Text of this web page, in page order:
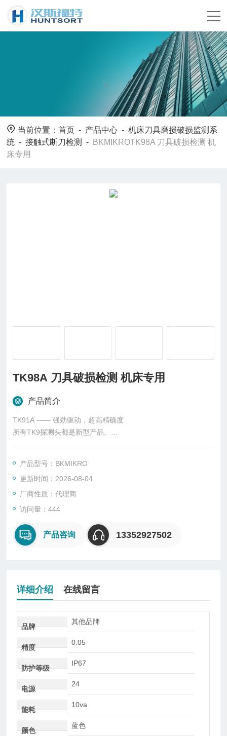
当前位置：首页 - 产品中心 -机床刀具磨损破损监测系
统 -接触式断刀检测 -
BKMIKROTK98A 刀具破损检测 机
床专用
TK98A 刀具破损检测 机床专用
产品简介
TK91A —— 强劲驱动，超高精确度
所有TK9探测头都是新型产品。
TK91A型探头可配备摆动板（如TK8A型）实现对长达610 mm刀
因此不需要过多摆动空间，该探测头内置机械止回机构以限制摆
动杆的旋转运动。
鉴于TK91A型大幅的监控范围，其配备有强劲的，拥有监控重复
精度的驱动电机。
产品型号：BKMIKRO
更新时间：2026-08-04
厂商性质：代理商
访问量：444
产品咨询 13352927502
详细介绍 在线留言
品牌
其他品牌
精度
0.05
防护等级
IP67
电源
24
能耗
10va
颜色
蓝色